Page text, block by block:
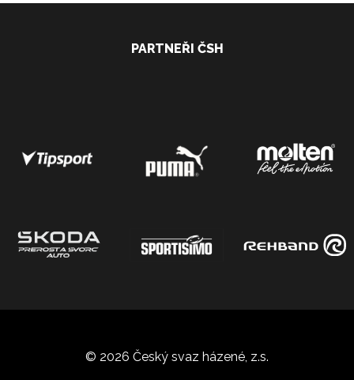
PARTNEŘI ČSH
© 2026 Český svaz házené, z.s.